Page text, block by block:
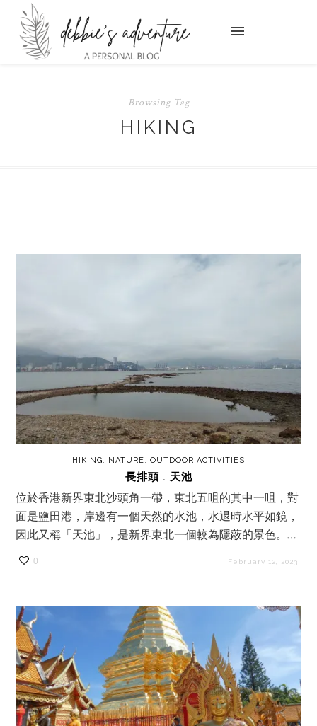
Browsing Tag
HIKING
HIKING, NATURE, OUTDOOR ACTIVITIES
長排頭 . 天池
位於香港新界東北沙頭角一帶，東北五咀的其中一咀，對
面是鹽田港，岸邊有一個天然的水池，水退時水平如鏡，
因此又稱「天池」，是新界東北一個較為隱蔽的景色。…
0 February 12, 2023